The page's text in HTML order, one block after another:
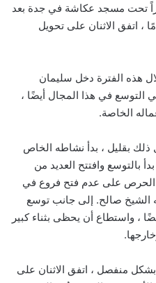
تحت مسجد عكاشة في جدة بعد
مع شقيقه صالح لمدة 11 عامًا ، اتفق الاثنان على تحويل
هذه الفترة دخل سليمان
التوسع في هذا المجال أيضًا ،
الخاصة.
/ 1972 م ، أو قبل ذلك بقليل ، بدأ نشاطه الخاص
بالتوسع وافتتح العديد من
الحرص على عدم فتح فروع في
الشيخ صالح. إلى جانب توسع
، واستطاع أن يحظى بثناء كبير
منفصل ، اتفق الاثنان على